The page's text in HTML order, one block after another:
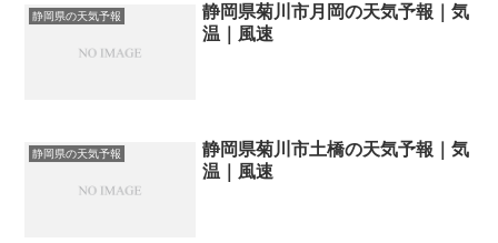
静岡県の天気予報
静岡県菊川市月岡の天気予報｜気
温｜風速
静岡県の天気予報
静岡県菊川市土橋の天気予報｜気
温｜風速